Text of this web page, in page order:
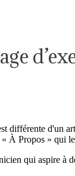
différente d'un
À Propos » qui
qui aspire à